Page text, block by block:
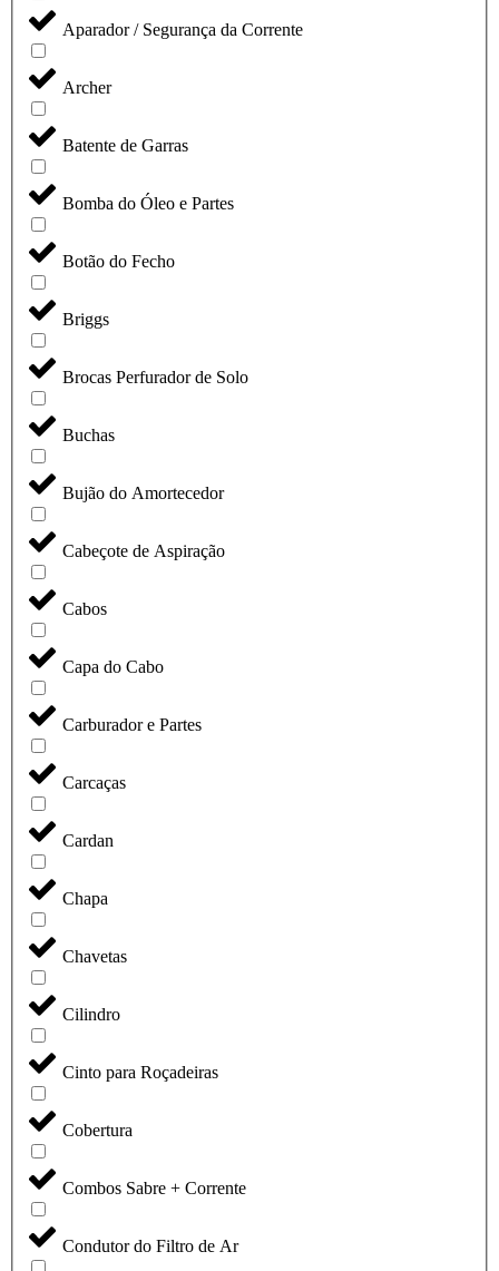
Aparador / Segurança da Corrente
Archer
Batente de Garras
Bomba do Óleo e Partes
Botão do Fecho
Briggs
Brocas Perfurador de Solo
Buchas
Bujão do Amortecedor
Cabeçote de Aspiração
Cabos
Capa do Cabo
Carburador e Partes
Carcaças
Cardan
Chapa
Chavetas
Cilindro
Cinto para Roçadeiras
Cobertura
Combos Sabre + Corrente
Condutor do Filtro de Ar